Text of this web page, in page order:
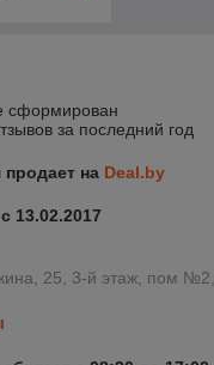
сформирован
за последний год
на Deal.by
13.02.2017
25, 3-й этаж, пом